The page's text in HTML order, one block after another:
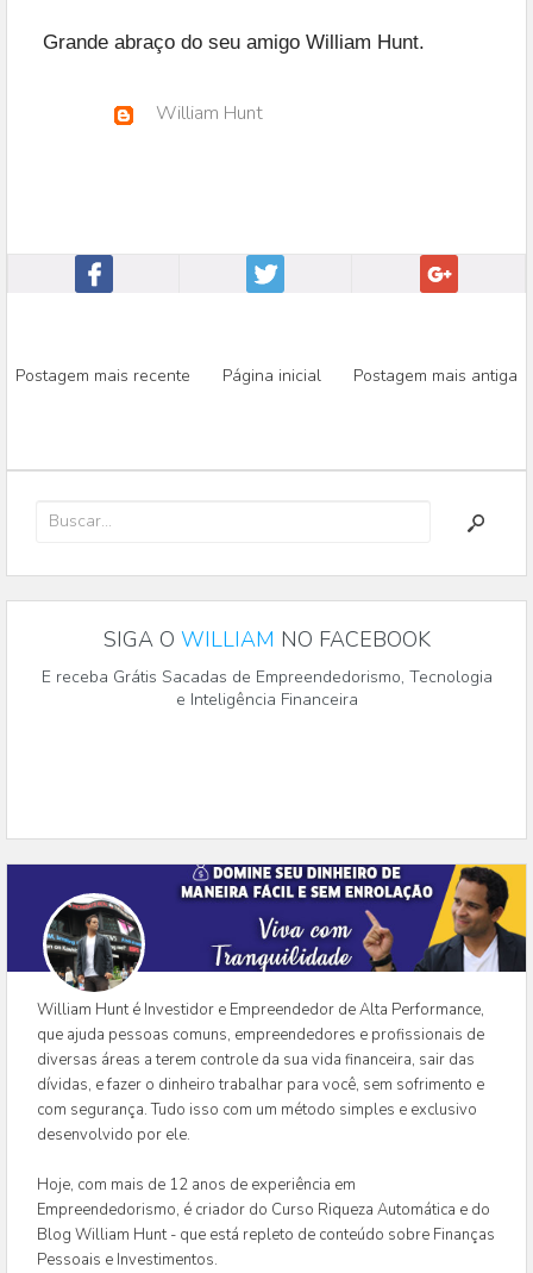
Grande abraço do seu amigo William Hunt.
William Hunt
Postagem mais recente Página inicial Postagem mais antiga
SIGA O WILLIAM NO FACEBOOK
E receba Grátis Sacadas de Empreendedorismo, Tecnologia
e Inteligência Financeira
William Hunt é Investidor e Empreendedor de Alta Performance,
que ajuda pessoas comuns, empreendedores e profissionais de
diversas áreas a terem controle da sua vida financeira, sair das
dívidas, e fazer o dinheiro trabalhar para você, sem sofrimento e
com segurança. Tudo isso com um método simples e exclusivo
desenvolvido por ele.
Hoje, com mais de 12 anos de experiência em
Empreendedorismo, é criador do Curso Riqueza Automática e do
Blog William Hunt - que está repleto de conteúdo sobre Finanças
Pessoais e Investimentos.